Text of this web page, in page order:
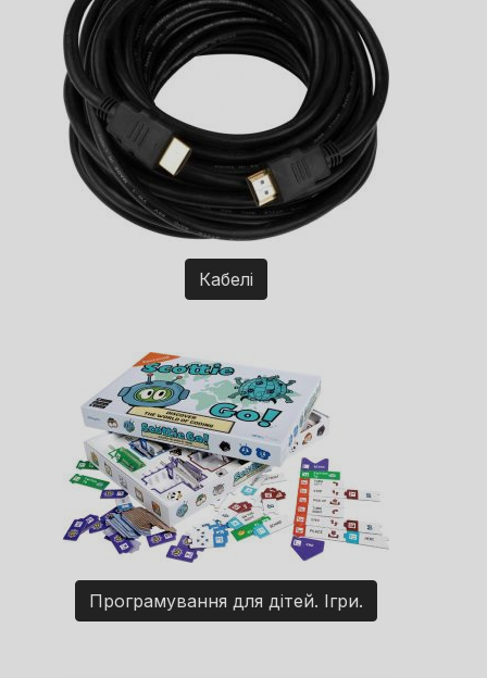
Кабелі
Програмування для дітей. Ігри.